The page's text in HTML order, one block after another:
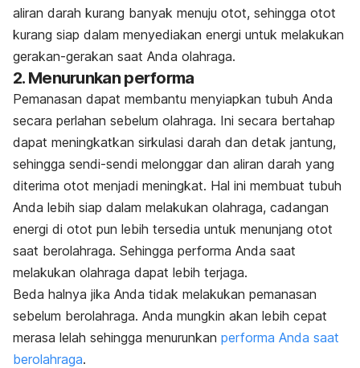
aliran darah kurang banyak menuju otot, sehingga otot
kurang siap dalam menyediakan energi untuk melakukan
gerakan-gerakan saat Anda olahraga.
2. Menurunkan performa
Pemanasan dapat membantu menyiapkan tubuh Anda
secara perlahan sebelum olahraga. Ini secara bertahap
dapat meningkatkan sirkulasi darah dan detak jantung,
sehingga sendi-sendi melonggar dan aliran darah yang
diterima otot menjadi meningkat. Hal ini membuat tubuh
Anda lebih siap dalam melakukan olahraga, cadangan
energi di otot pun lebih tersedia untuk menunjang otot
saat berolahraga. Sehingga performa Anda saat
melakukan olahraga dapat lebih terjaga.
Beda halnya jika Anda tidak melakukan pemanasan
sebelum berolahraga. Anda mungkin akan lebih cepat
merasa lelah sehingga menurunkan performa Anda saat
berolahraga.